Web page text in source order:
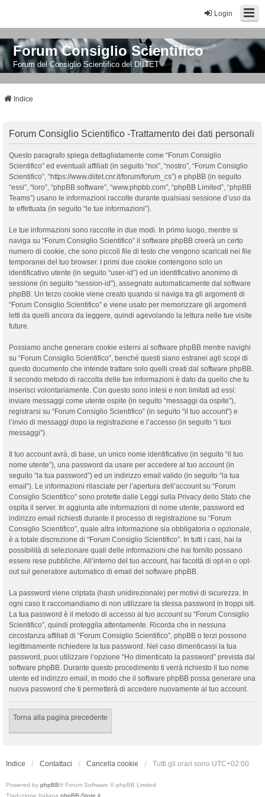
Login
Forum Consiglio Scientifico
Forum del Consiglio Scientifico del DIITET
Indice
Forum Consiglio Scientifico -Trattamento dei dati personali
Questo paragrafo spiega dettagliatamente come “Forum Consiglio
Scientifico” ed eventuali affiliati (in seguito “noi”, “nostro”, “Forum Consiglio
Scientifico”, “https://www.diitet.cnr.it/forum/forum_cs”) e phpBB (in seguito
“essi”, “loro”, “phpBB software”, “www.phpbb.com”, “phpBB Limited”, “phpBB
Teams”) usano le informazioni raccolte durante qualsiasi sessione d’uso da
te effettuata (in seguito “le tue informazioni”).
Le tue informazioni sono raccolte in due modi. In primo luogo, mentre si
naviga su “Forum Consiglio Scientifico” il software phpBB creerà un certo
numero di cookie, che sono piccoli file di testo che vengono scaricati nei file
temporanei del tuo browser. I primi due cookie contengono solo un
identificativo utente (in seguito “user-id”) ed un identificativo anonimo di
sessione (in seguito “session-id”), assegnato automaticamente dal software
phpBB. Un terzo cookie viene creato quando si naviga tra gli argomenti di
“Forum Consiglio Scientifico” e viene usato per memorizzare gli argomenti
letti da quelli ancora da leggere, quindi agevolando la lettura nelle tue visite
future.
Possiamo anche generare cookie esterni al software phpBB mentre navighi
su “Forum Consiglio Scientifico”, benché questi siano estranei agli scopi di
questo documento che intende trattare solo quelli creati dal software phpBB.
Il secondo metodo di raccolta delle tue informazioni è dato da quello che tu
inserisci volontariamente. Con questo sono intesi e non limitati ad essi:
inviare messaggi come utente ospite (in seguito “messaggi da ospite”),
registrarsi su “Forum Consiglio Scientifico” (in seguito “il tuo account”) e
l’invio di messaggi dopo la registrazione e l’accesso (in seguito “i tuoi
messaggi”).
Il tuo account avrà, di base, un unico nome identificativo (in seguito “il tuo
nome utente”), una password da usare per accedere al tuo account (in
seguito “la tua password”) ed un indirizzo email valido (in seguito “la tua
email”). Le informazioni rilasciate per l’apertura dell’account su “Forum
Consiglio Scientifico” sono protette dalle Leggi sulla Privacy dello Stato che
ospita il server. In aggiunta alle informazioni di nome utente, password ed
indirizzo email richiesti durante il processo di registrazione su “Forum
Consiglio Scientifico”, quale altra informazione sia obbligatoria o opzionale,
è a totale discrezione di “Forum Consiglio Scientifico”. In tutti i casi, hai la
possibilità di selezionare quali delle informazioni che hai fornito possano
essere rese pubbliche. All’interno del tuo account, hai facoltà di opt-in o opt-
out sul generatore automatico di email del software phpBB.
La password viene criptata (hash unidirezionale) per motivi di sicurezza. In
ogni caso ti raccomandiamo di non utilizzare la stessa password in troppi siti.
La tua password è il metodo di accesso al tuo account su “Forum Consiglio
Scientifico”, quindi proteggila attentamente. Ricorda che in nessuna
circostanza affiliati di “Forum Consiglio Scientifico”, phpBB o terzi possono
legittimamente richiedere la tua password. Nel caso dimenticassi la tua
password, puoi utilizzare l’opzione “Ho dimenticato la password” prevista dal
software phpBB. Durante questo procedimento ti verrà richiesto il tuo nome
utente ed indirizzo email, in modo che il software phpBB possa generare una
nuova password che ti permetterà di accedere nuovamente al tuo account.
Torna alla pagina precedente
Indice Contattaci Cancella cookie Tutti gli orari sono UTC+02:00
Powered by phpBB® Forum Software © phpBB Limited
Traduzione Italiana phpBB-Store.it